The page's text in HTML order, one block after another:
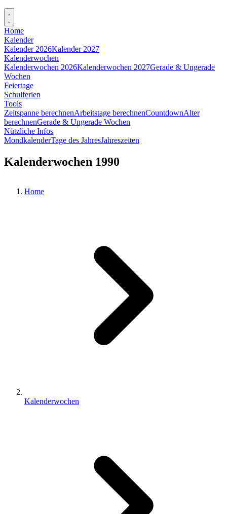
Home
Kalender
Kalender 2026Kalender 2027
Kalenderwochen
Kalenderwochen 2026Kalenderwochen 2027Gerade & Ungerade
Wochen
Feiertage
Schulferien
Tools
Zeitspanne berechnenArbeitstage berechnenCountdownAlter
berechnenGerade & Ungerade Wochen
Nützliche Infos
MondkalenderTage des JahresJahreszeiten
Kalenderwochen 1990
Home
Kalenderwochen